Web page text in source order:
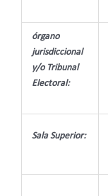
órgano
jurisdiccional
y/o Tribunal
Electoral:
Sala Superior: